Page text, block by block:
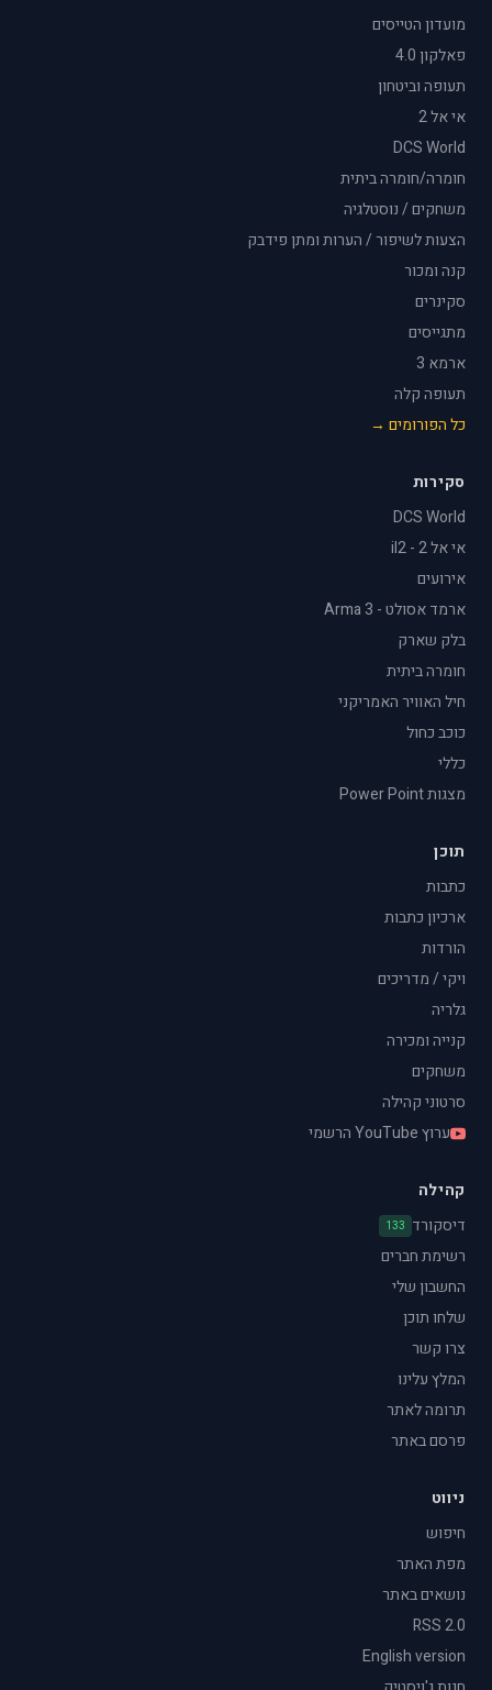
מועדון הטייסים
פאלקון 4.0
תעופה וביטחון
אי אל 2
DCS World
חומרה/חומרה ביתית
משחקים / נוסטלגיה
הצעות לשיפור / הערות ומתן פידבק
קנה ומכור
סקינרים
מתגייסים
ארמא 3
תעופה קלה
כל הפורומים →
סקירות
DCS World
אי אל 2 - il2
אירועים
ארמד אסולט - Arma 3
בלק שארק
חומרה ביתית
חיל האוויר האמריקני
כוכב כחול
כללי
מצגות Power Point
תוכן
כתבות
ארכיון כתבות
הורדות
ויקי / מדריכים
גלריה
קנייה ומכירה
משחקים
סרטוני קהילה
ערוץ YouTube הרשמי
קהילה
דיסקורד 133
רשימת חברים
החשבון שלי
שלחו תוכן
צרו קשר
המלץ עלינו
תרומה לאתר
פרסם באתר
ניווט
חיפוש
מפת האתר
נושאים באתר
RSS 2.0
English version